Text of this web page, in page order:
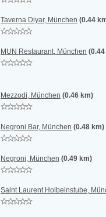
Taverna Diyar, München (0.44
MUN Restaurant, München
Mezzodi, München (0.46 km)
Negroni Bar, München (0.48 km)
Negroni, München (0.49 km)
Saint Laurent Holbeinstube,